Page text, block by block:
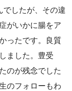
でしたが、その違
がいかに腸をア
ったです。良質
ました。豊受
のが残念でした
のフォローもわ